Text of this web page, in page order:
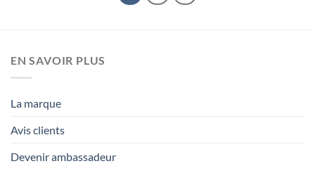
EN SAVOIR PLUS
La marque
Avis clients
Devenir ambassadeur